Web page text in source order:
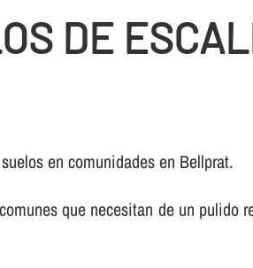
DE
en comunidades en Bellprat.
que necesitan de un